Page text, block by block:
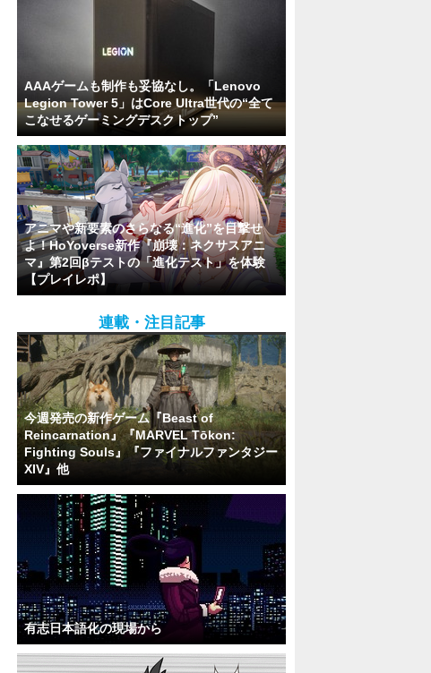
AAAゲームも制作も妥協なし。「Lenovo
Legion Tower 5」はCore Ultra世代の“全て
こなせるゲーミングデスクトップ”
アニマや新要素のさらなる“進化”を目撃せ
よ！HoYoverse新作『崩壊：ネクサスアニ
マ』第2回βテストの「進化テスト」を体験
【プレイレポ】
連載・注目記事
今週発売の新作ゲーム『Beast of
Reincarnation』『MARVEL Tōkon:
Fighting Souls』『ファイナルファンタジー
XIV』他
有志日本語化の現場から